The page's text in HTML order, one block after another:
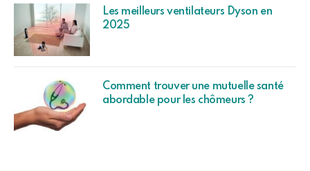
Les meilleurs ventilateurs Dyson en
2025
Comment trouver une mutuelle santé
abordable pour les chômeurs ?